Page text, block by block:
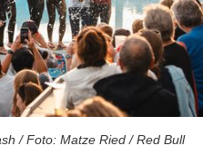
/ Foto: Matze Ried / Red Bull